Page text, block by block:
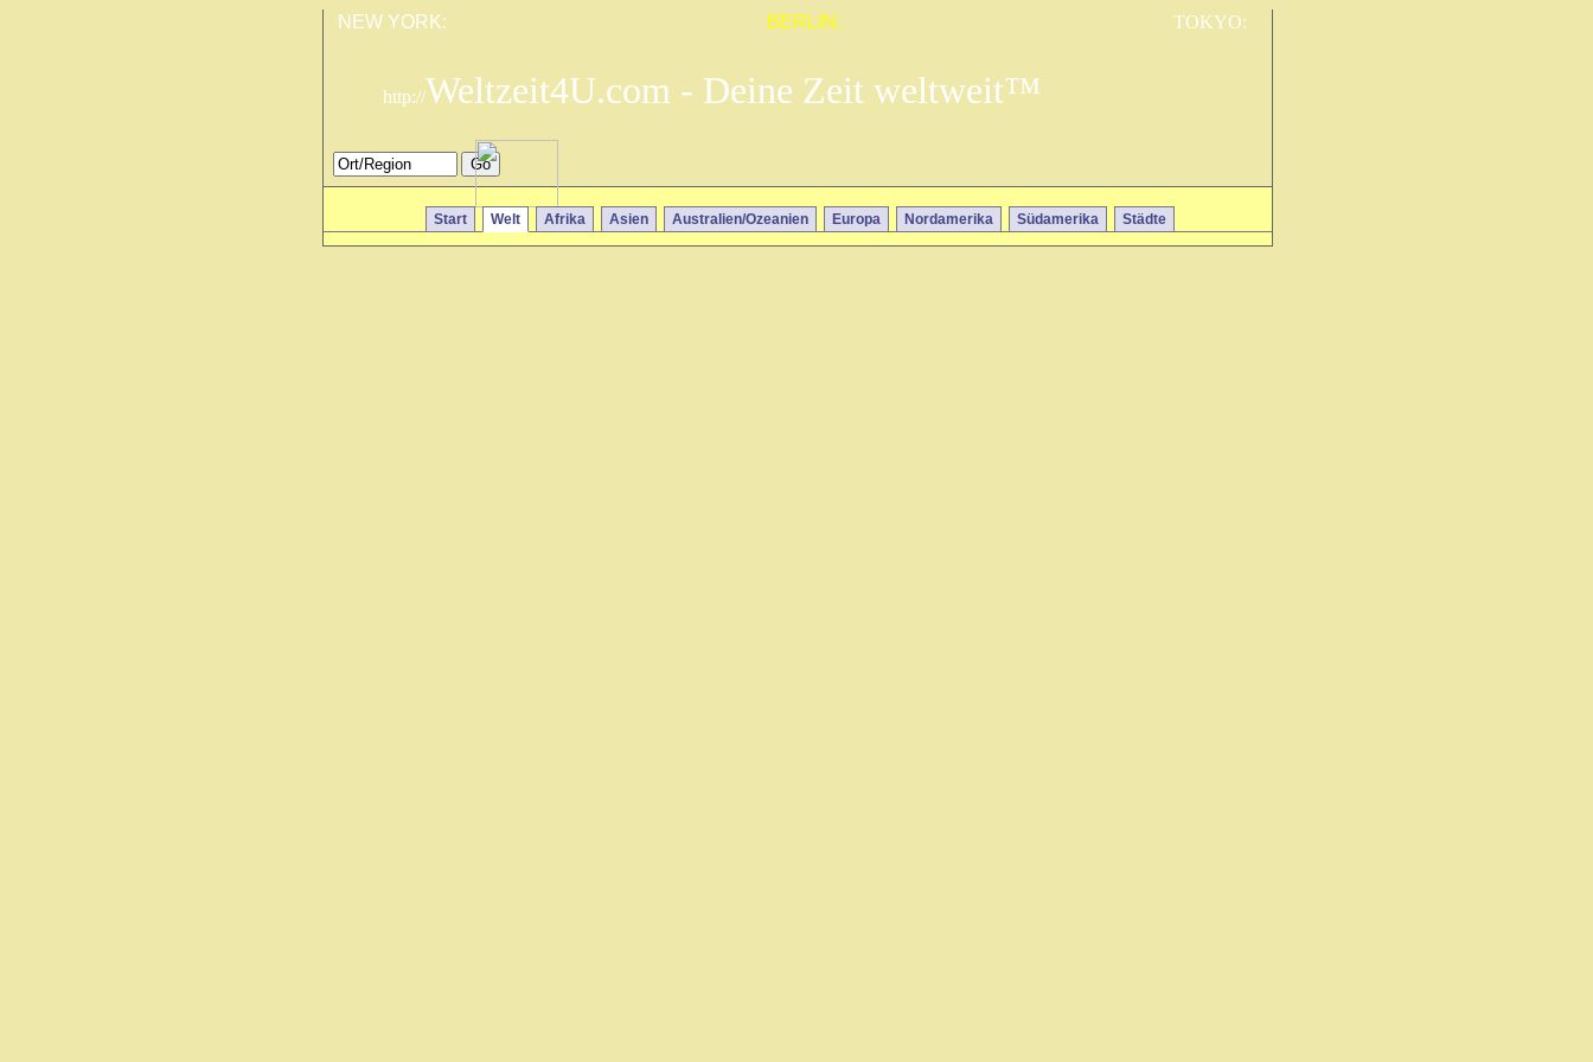
NEW YORK: BERLIN: TOKYO:
http://Weltzeit4U.com - Deine Zeit weltweit™
Start Welt Afrika Asien Australien/Ozeanien Europa Nordamerika Südamerika Städte